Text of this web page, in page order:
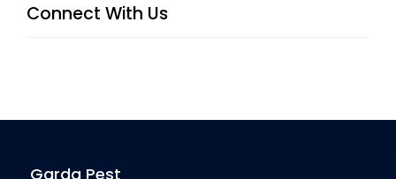
Connect With Us
Garda Pest